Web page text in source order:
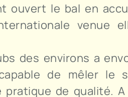
ouvert le bal en
venue
des environs a
de mêler le
pratique de qualité.